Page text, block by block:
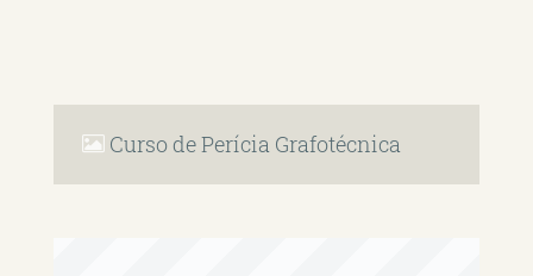
Curso de Perícia Grafotécnica